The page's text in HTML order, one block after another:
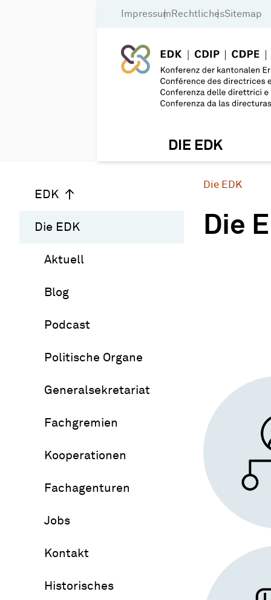
Impressum RechtlichesSitemap
DIE EDK
EDK
Die EDK
Aktuell
Blog
Podcast
Politische Organe
Generalsekretariat
Fachgremien
Kooperationen
Fachagenturen
Jobs
Kontakt
Historisches
Die EDK
Die